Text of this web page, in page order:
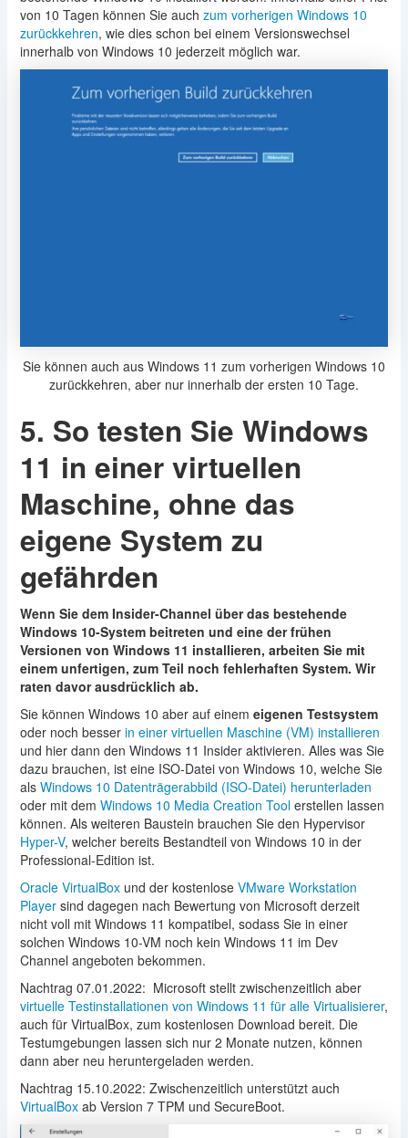
von 10 Tagen können Sie auch zum vorherigen Windows 10
zurückkehren, wie dies schon bei einem Versionswechsel
innerhalb von Windows 10 jederzeit möglich war.
Sie können auch aus Windows 11 zum vorherigen Windows 10
zurückkehren, aber nur innerhalb der ersten 10 Tage.
5. So testen Sie Windows
11 in einer virtuellen
Maschine, ohne das
eigene System zu
gefährden
Wenn Sie dem Insider-Channel über das bestehende
Windows 10-System beitreten und eine der frühen
Versionen von Windows 11 installieren, arbeiten Sie mit
einem unfertigen, zum Teil noch fehlerhaften System. Wir
raten davor ausdrücklich ab.
Sie können Windows 10 aber auf einem eigenen Testsystem
oder noch besser in einer virtuellen Maschine (VM) installieren
und hier dann den Windows 11 Insider aktivieren. Alles was Sie
dazu brauchen, ist eine ISO-Datei von Windows 10, welche Sie
als Windows 10 Datenträgerabbild (ISO-Datei) herunterladen
oder mit dem Windows 10 Media Creation Toolerstellen lassen
können. Als weiteren Baustein brauchen Sie den Hypervisor
Hyper-V, welcher bereits Bestandteil von Windows 10 in der
Professional-Edition ist.
Oracle VirtualBoxund der kostenlose VMware Workstation
Playersind dagegen nach Bewertung von Microsoft derzeit
nicht voll mit Windows 11 kompatibel, sodass Sie in einer
solchen Windows 10-VM noch kein Windows 11 im Dev
Channel angeboten bekommen.
Nachtrag 07.01.2022: Microsoft stellt zwischenzeitlich aber
virtuelle Testinstallationen von Windows 11 für alle Virtualisierer,
auch für VirtualBox, zum kostenlosen Download bereit. Die
Testumgebungen lassen sich nur 2 Monate nutzen, können
dann aber neu heruntergeladen werden.
Nachtrag 15.10.2022: Zwischenzeitlich unterstützt auch
VirtualBoxab Version 7 TPM und SecureBoot.